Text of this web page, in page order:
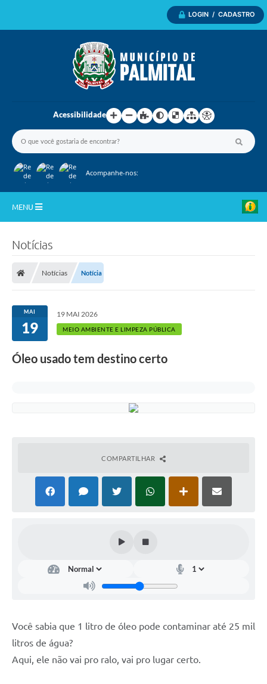
LOGIN / CADASTRO
Acessibilidade
Acompanhe-nos:
MENU
Departamentos
Câmara Municipal
Contato
Notícias
Notícias Notícia
MAI
19
19 MAI 2026
MEIO AMBIENTE E LIMPEZA PÚBLICA
Óleo usado tem destino certo
COMPARTILHAR
Você sabia que 1 litro de óleo pode contaminar até 25 mil
litros de água?
Aqui, ele não vai pro ralo, vai pro lugar certo.